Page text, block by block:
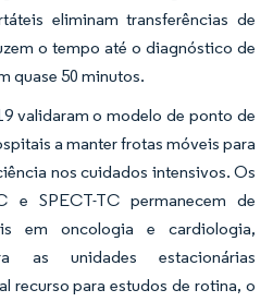
eliminam transferências de
o tempo até o diagnóstico de
quase 50 minutos.
validaram o modelo de ponto de
a manter frotas móveis para
nos cuidados intensivos. Os
e SPECT-TC permanecem de
em oncologia e cardiologia,
as unidades estacionárias
recurso para estudos de rotina, o